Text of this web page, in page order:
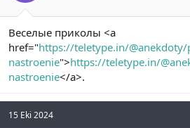
Веселые приколы <a
href="https://teletype.in/
nastroenie">https://teletype.in/
nastroenie</a>.
15 Eki 2024